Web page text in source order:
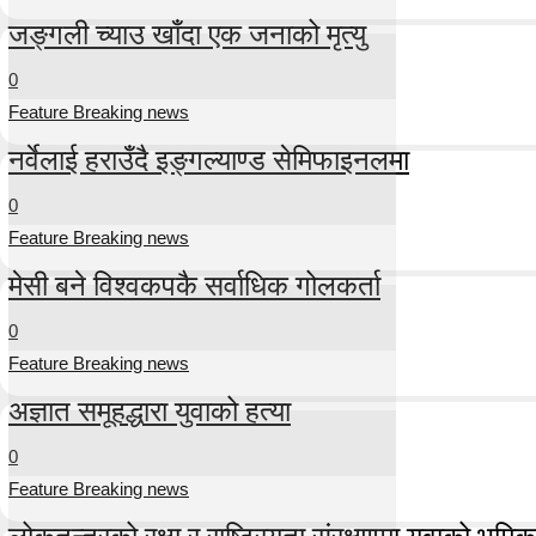
जङ्गली च्याउ खाँदा एक जनाको मृत्यु
0
Feature Breaking news
नर्वेलाई हराउँदै इङ्गल्याण्ड सेमिफाइनलमा
0
Feature Breaking news
मेसी बने विश्वकपकै सर्वाधिक गोलकर्ता
0
Feature Breaking news
अज्ञात समूहद्धारा युवाको हत्या
0
Feature Breaking news